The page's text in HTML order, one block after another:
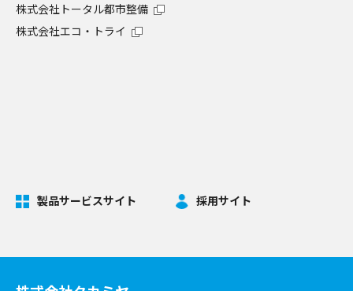
株式会社トータル都市整備
株式会社エコ・トライ
製品サービスサイト 採用サイト